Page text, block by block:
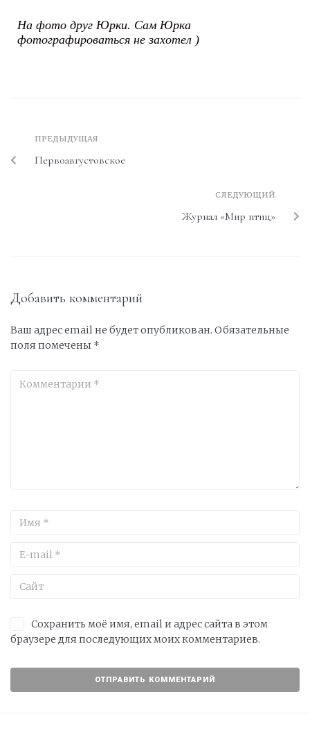
На фото друг Юрки. Сам Юрка
фотографироваться не захотел )
ПРЕДЫДУЩАЯ
Первоавгустовское
СЛЕДУЮЩИЙ
Журнал «Мир птиц»
Добавить комментарий
Ваш адрес email не будет опубликован. Обязательные
поля помечены *
Сохранить моё имя, email и адрес сайта в этом
браузере для последующих моих комментариев.